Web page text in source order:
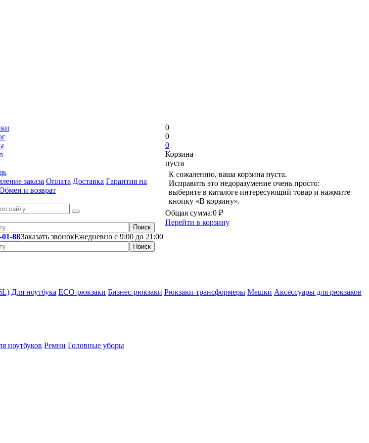
заказа Оплата Доставка Гарантия на
и возврат
Ежедневно с 9:00 до 21:00
01-88Заказать звонок
0
0
0
Корзина
пуста
К сожалению, ваша корзина пуста.
Исправить это недоразумение очень просто:
выберите в каталоге интересующий товар и нажмите
кнопку «В корзину».
Общая сумма:0 ₽
Перейти в корзину
Для ноутбука ECO-рюкзаки Бизнес-рюкзаки Рюкзаки-трансформеры Мешки Аксессуары для рюкзаков
ноутбуков Ремни Головные уборы